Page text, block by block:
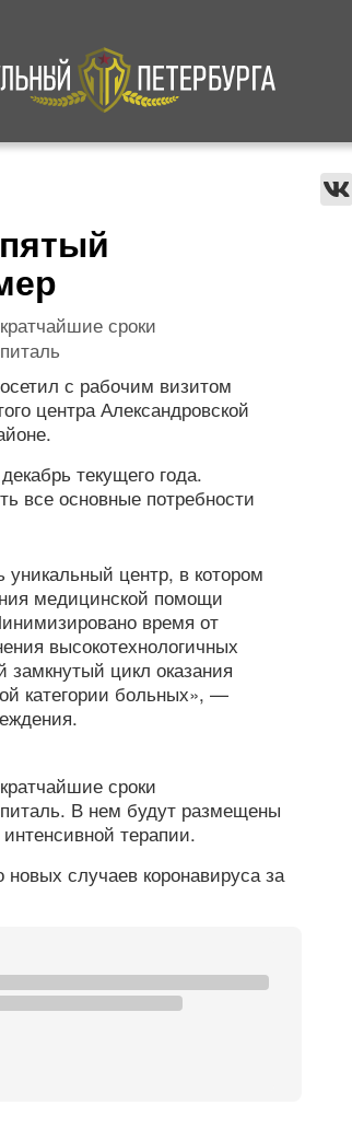
Происшествия
сроки
с рабочим визитом
центра Александровской
текущего года.
все основные потребности
уникальный центр, в котором
медицинской помощи
время от
высокотехнологичных
цикл оказания
категории больных», —
сроки
В нем будут размещены
терапии.
новых случаев коронавируса за